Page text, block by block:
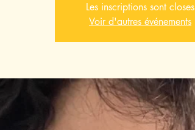
Les inscriptions sont closes
Voir d'autres événements